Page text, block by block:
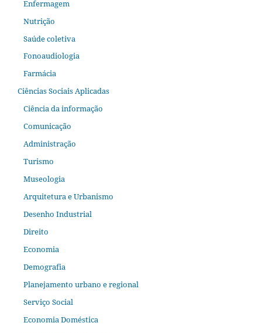
Enfermagem
Nutrição
Saúde coletiva
Fonoaudiologia
Farmácia
Ciências Sociais Aplicadas
Ciência da informação
Comunicação
Administração
Turismo
Museologia
Arquitetura e Urbanismo
Desenho Industrial
Direito
Economia
Demografia
Planejamento urbano e regional
Serviço Social
Economia Doméstica